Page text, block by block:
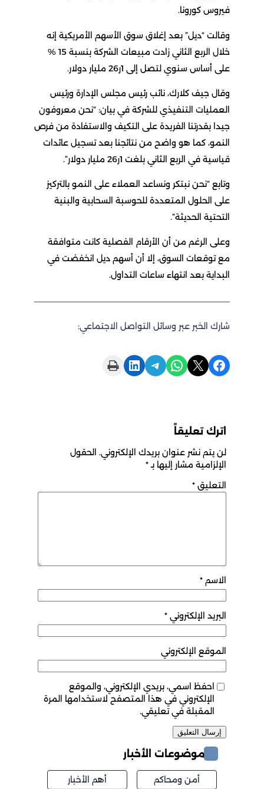
فيروس كورونا.
وقالت “ديل” بعد إغلاق سوق الأسهم الأمريكية إنه
خلال الربع الثاني زادت مبيعات الشركة بنسبة 15 %
على أساس سنوي لتصل إلى 1ر26 مليار دولار.
وقال جيف كلارك، نائب رئيس مجلس الإدارة ورئيس
العمليات التنفيذي للشركة في بيان: “نحن معروفون
جيدا بقدرتنا الفريدة على التكيف والاستفادة من فرص
النمو، كما هو واضح من نتائجنا بعد تسجيل عائدات
قياسية في الربع الثاني بلغت 1ر26 مليار دولار”.
وتابع “نحن نبتكر ونساعد العملاء على النمو بالتركيز
على الحلول المتعددة للحوسبة السحابية والبنية
التحتية الحديثة”.
وعلى الرغم من أن الأرقام الفصلية كانت متوافقة
مع توقعات السوق، إلا أن أسهم ديل انخفضت في
البداية بعد انتهاء ساعات التداول.
شارك الخبر عبر وسائل التواصل الاجتماعي:
Share on Facebook
Share on X
Share on WhatsApp
Share on Telegram
Share on LinkedIn
Print this Page
اترك تعليقاً
لن يتم نشر عنوان بريدك الإلكتروني. الحقول
الإلزامية مشار إليها بـ*
التعليق *
الاسم *
البريد الإلكتروني *
الموقع الإلكتروني
احفظ اسمي، بريدي الإلكتروني، والموقع
الإلكتروني في هذا المتصفح لاستخدامها المرة
المقبلة في تعليقي.
موضوعات الأخبار
أمن ومحاكم أهم الأخبار